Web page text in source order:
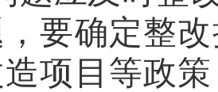
要确定整
项目等政